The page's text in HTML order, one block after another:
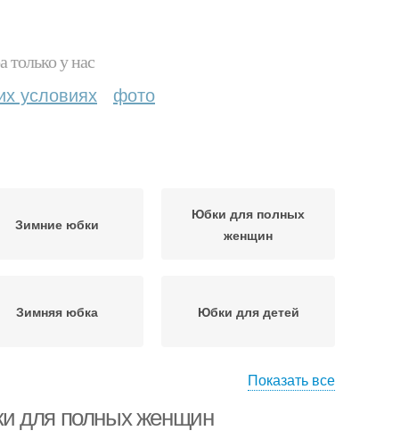
у нас
условиях фото
Зимние юбки
Юбки для полных
женщин
Зимняя юбка Юбки для детей
Показать все
для полных женщин